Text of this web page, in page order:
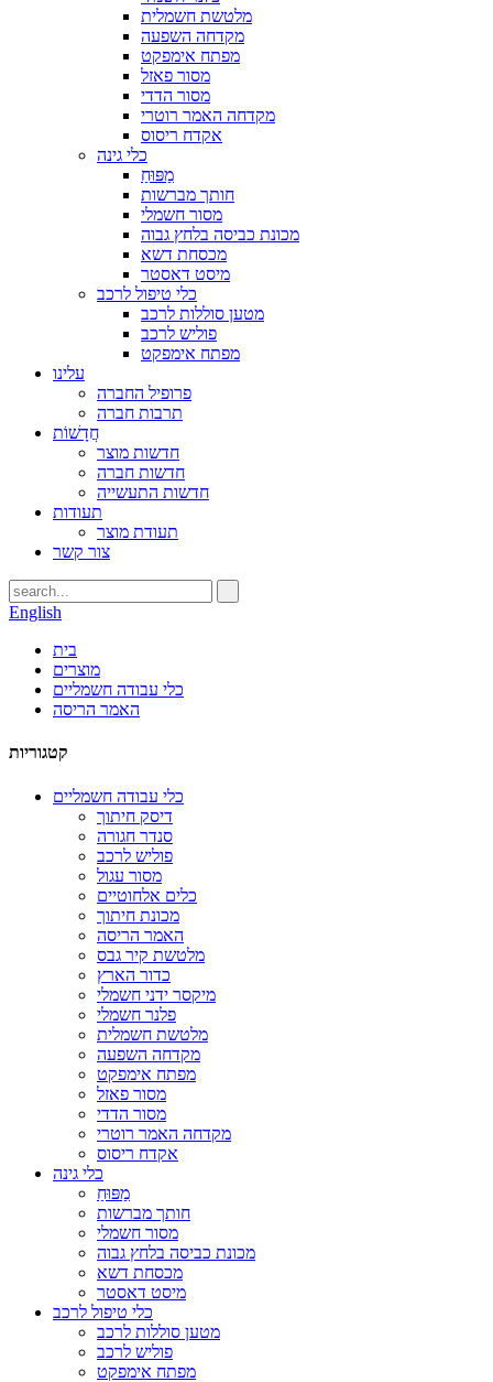
מלטשת חשמלית
מקדחה השפעה
מפתח אימפקט
מסור פאזל
מסור הדדי
מקדחה האמר רוטרי
אקדח ריסוס
כלי גינה
מַפּוּחַ
חותך מברשות
מסור חשמלי
מכונת כביסה בלחץ גבוה
מכסחת דשא
מיסט דאסטר
כלי טיפול לרכב
מטען סוללות לרכב
פוליש לרכב
מפתח אימפקט
עלינו
פרופיל החברה
תרבות חברה
חֲדָשׁוֹת
חדשות מוצר
חדשות חברה
חדשות התעשייה
תעודות
תעודת מוצר
צור קשר
English
בית
מוצרים
כלי עבודה חשמליים
האמר הריסה
קטגוריות
כלי עבודה חשמליים
דיסק חיתוך
סנדר חגורה
פוליש לרכב
מסור עגול
כלים אלחוטיים
מכונת חיתוך
האמר הריסה
מלטשת קיר גבס
כדור הארץ
מיקסר ידני חשמלי
פלנר חשמלי
מלטשת חשמלית
מקדחה השפעה
מפתח אימפקט
מסור פאזל
מסור הדדי
מקדחה האמר רוטרי
אקדח ריסוס
כלי גינה
מַפּוּחַ
חותך מברשות
מסור חשמלי
מכונת כביסה בלחץ גבוה
מכסחת דשא
מיסט דאסטר
כלי טיפול לרכב
מטען סוללות לרכב
פוליש לרכב
מפתח אימפקט